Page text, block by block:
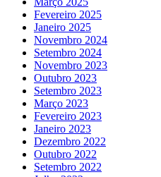
Fevereiro 2025
Janeiro 2025
Novembro 2024
Setembro 2024
Novembro 2023
Outubro 2023
Setembro 2023
Março 2023
Fevereiro 2023
Janeiro 2023
Dezembro 2022
Outubro 2022
Setembro 2022